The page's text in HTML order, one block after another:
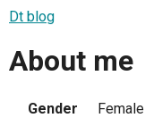
Dt blog
About me
Gender
Female